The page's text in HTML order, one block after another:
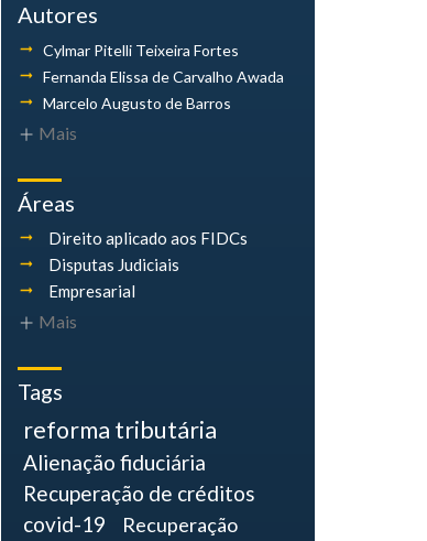
Autores
Cylmar Pitelli Teixeira Fortes
Fernanda Elissa de Carvalho Awada
Marcelo Augusto de Barros
Mais
Áreas
Direito aplicado aos FIDCs
Disputas Judiciais
Empresarial
Mais
Tags
reforma tributária
Alienação fiduciária
Recuperação de créditos
covid-19
Recuperação